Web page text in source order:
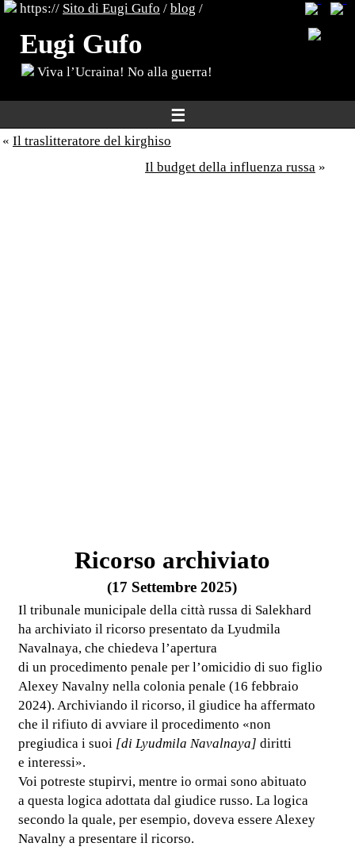
https:// Sito di Eugi Gufo / blog /
Eugi Gufo
Viva l’Ucraina! No alla guerra!
☰
« Il traslitteratore del kirghiso
Il budget della influenza russa »
Ricorso archiviato
(17 Settembre 2025)
Il tribunale municipale della città russa di Salekhard
ha archiviato il ricorso presentato da Lyudmila
Navalnaya, che chiedeva l’apertura
di un procedimento penale per l’omicidio di suo figlio
Alexey Navalny nella colonia penale (16 febbraio
2024). Archiviando il ricorso, il giudice ha affermato
che il rifiuto di avviare il procedimento «non
pregiudica i suoi [di Lyudmila Navalnaya] diritti
e interessi».
Voi potreste stupirvi, mentre io ormai sono abituato
a questa logica adottata dal giudice russo. La logica
secondo la quale, per esempio, doveva essere Alexey
Navalny a presentare il ricorso.